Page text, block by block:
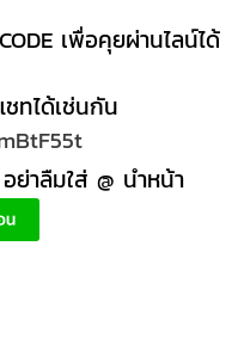
เพื่อคุยผ่านไลน์ได้
ทได้เช่นกัน
อย่าลืมใส่ @ นำหน้า